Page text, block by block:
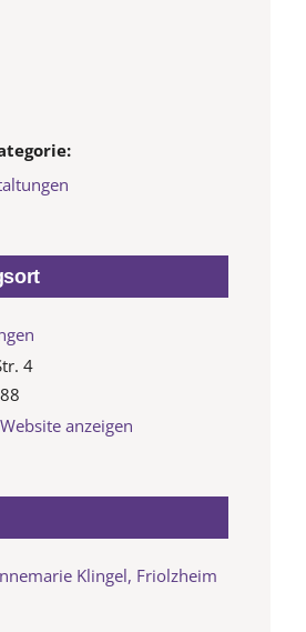
4
anzeigen
Klingel, Friolzheim